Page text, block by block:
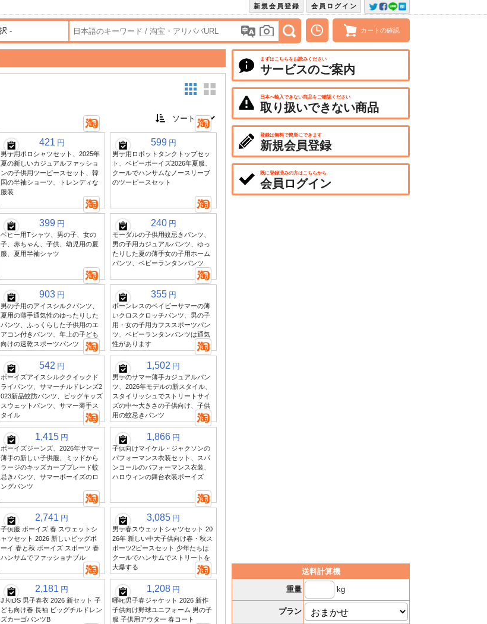
会員ログイン
新規会員登録
カートの確認
421 円
男子用ポロシャツセット、2025年
夏の新しいカジュアルファッショ
ンの子供用ツーピースセット、韓
国の半袖ショーツ、トレンディな
服装
599 円
男子用ロボットタンクトップセッ
ト、ベビーボーイズ2026年夏服、
クールでハンサムなノースリーブ
のツーピースセット
399 円
ベビー用Tシャツ、男の子、女の
子、赤ちゃん、子供、幼児用の夏
服、夏用半袖シャツ
240 円
モーダルの子供用蚊忌きパンツ、
男の子用カジュアルパンツ、ゆっ
たりした夏の薄手女の子用ホーム
パンツ、ベビーランタンパンツ
903 円
男の子用のアイスシルクパンツ、
夏用の薄手通気性のゆったりした
パンツ、ふっくらした子供用のエ
アコン付きパンツ、年上の子ども
向けの速乾スポーツパンツ
355 円
ボーンレスのベイビーサマーの薄
いクロスクロッチパンツ、男の子
用・女の子用カフススポーツパン
ツ、ベビーランタンパンツは通気
性があります
542 円
ボーイズアイスシルククイックド
ライパンツ、サマーチルドレンズ2
023新品蚊防パンツ、ビッグキッズ
スウェットパンツ、サマー薄手ス
タイル
1,502 円
男子のサマー薄手カジュアルパン
ツ、2026年モデルの新スタイル、
スタイリッシュでストリートサイ
ズの中〜大きさの子供向け、子供
用の蚊忌きパンツ
1,415 円
ボーイズジーンズ、2026年サマー
薄手の新しい子供服、ミッドから
ラージのキッズカーブブレード蚊
忌きパンツ、サマーボーイズのロ
ングパンツ
1,866 円
子供向けマイケル・ジャクソンの
パフォーマンス衣装セット、スパ
ンコールのパフォーマンス衣装、
ハロウィンの舞台衣装ボーイズ
2,741 円
子供服 ボーイズ 春 スウェットシ
ャツセット 2026 新しいビッグボ
ーイ 春と秋 ボーイズ スポーツ 春
ハンサムでファッショナブル
3,085 円
男子春スウェットシャツセット 20
26年 新しい中大子供向け春・秋ス
ポーツ2ピースセット 少年たちは
クールでハンサムでストリートを
大爆する
2,181 円
J.KIDS 男子春衣 2026 新セット 子
ども向け春 長袖 ビッグチルドレン
ズカーゴパンツB
1,208 円
哪吒男子春ジャケット 2026 新作
子供向け野球ユニフォーム 男の子
服 子供用アウター 春コート
まずはこちらをお読みください
サービスのご案内
日本へ輸入できない商品をご確認ください
取り扱いできない商品
登録は無料で簡単にできます
新規会員登録
既に登録済みの方はこちらから
会員ログイン
送料計算機
重量
kg
プラン